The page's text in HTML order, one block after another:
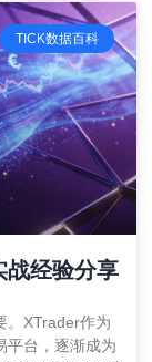
TICK数据百科
战经验分享
。XTrader作为
平台，逐渐成为